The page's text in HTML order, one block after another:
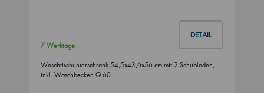
DETAIL
7 Werktage
Waschtischunterschrank 54,5x43,6x56 cm mit 2 Schubladen,
inkl. Waschbecken Q 60